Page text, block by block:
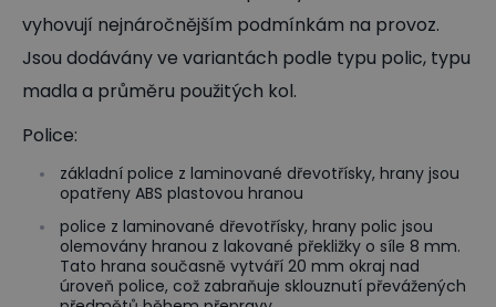
vyhovují nejnáročnějším podmínkám na provoz.
Jsou dodávány ve variantách podle typu polic, typu
madla a průměru použitých kol.
Police:
základní police z laminované dřevotřísky, hrany jsou
opatřeny ABS plastovou hranou
police z laminované dřevotřísky, hrany polic jsou
olemovány hranou z lakované překližky o síle 8 mm.
Tato hrana současně vytváří 20 mm okraj nad
úroveň police, což zabraňuje sklouznutí převážených